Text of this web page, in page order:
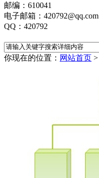
邮编：610041
电子邮箱：420792@qq.com
QQ：420792
你现在的位置： 网站首页 >